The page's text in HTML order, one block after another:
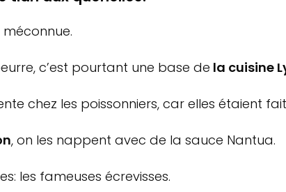
c’est pourtant une base de la cuisine
chez les poissonniers, car elles étaient
, on les nappent avec de la sauce Nantua.
les fameuses écrevisses.